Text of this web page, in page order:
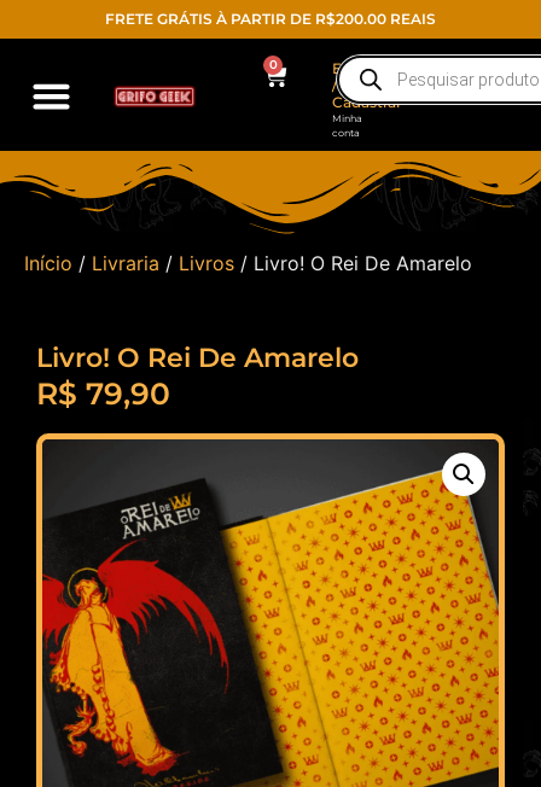
FRETE GRÁTIS À PARTIR DE R$200.00 REAIS
0
Entrar
/
Cadastrar
Minha
conta
Início / Livraria / Livros / Livro! O Rei De Amarelo
Livro! O Rei De Amarelo
R$ 79,90